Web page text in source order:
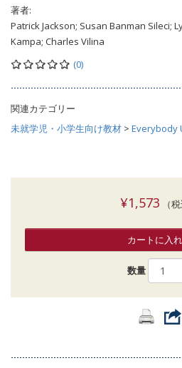
著者:
Patrick Jackson; Susan Banman Sileci;
Kampa; Charles Vilina
(0)
関連カテゴリー
未就学児・小学生向け教材 > Everybody
¥1,573 （税
カートに入
数量